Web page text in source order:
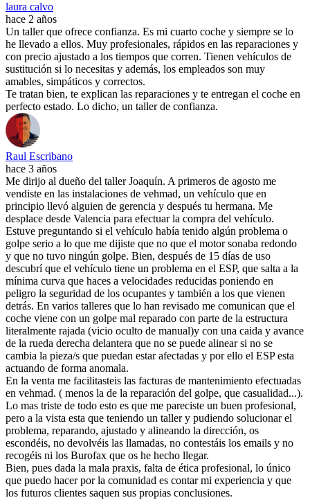
laura calvo
hace 2 años
Un taller que ofrece confianza. Es mi cuarto coche y siempre se lo
he llevado a ellos. Muy profesionales, rápidos en las reparaciones y
con precio ajustado a los tiempos que corren. Tienen vehículos de
sustitución si lo necesitas y además, los empleados son muy
amables, simpáticos y correctos.
Te tratan bien, te explican las reparaciones y te entregan el coche en
perfecto estado. Lo dicho, un taller de confianza.
Raul Escribano
hace 3 años
Me dirijo al dueño del taller Joaquín. A primeros de agosto me
vendiste en las instalaciones de vehmad, un vehículo que en
principio llevó alguien de gerencia y después tu hermana. Me
desplace desde Valencia para efectuar la compra del vehículo.
Estuve preguntando si el vehículo había tenido algún problema o
golpe serio a lo que me dijiste que no que el motor sonaba redondo
y que no tuvo ningún golpe. Bien, después de 15 días de uso
descubrí que el vehículo tiene un problema en el ESP, que salta a la
mínima curva que haces a velocidades reducidas poniendo en
peligro la seguridad de los ocupantes y también a los que vienen
detrás. En varios talleres que lo han revisado me comunican que el
coche viene con un golpe mal reparado con parte de la estructura
literalmente rajada (vicio oculto de manual)y con una caida y avance
de la rueda derecha delantera que no se puede alinear si no se
cambia la pieza/s que puedan estar afectadas y por ello el ESP esta
actuando de forma anomala.
En la venta me facilitasteis las facturas de mantenimiento efectuadas
en vehmad. ( menos la de la reparación del golpe, que casualidad...).
Lo mas triste de todo esto es que me pareciste un buen profesional,
pero a la vista esta que teniendo un taller y pudiendo solucionar el
problema, reparando, ajustado y alineando la dirección, os
escondéis, no devolvéis las llamadas, no contestáis los emails y no
recogéis ni los Burofax que os he hecho llegar.
Bien, pues dada la mala praxis, falta de ética profesional, lo único
que puedo hacer por la comunidad es contar mi experiencia y que
los futuros clientes saquen sus propias conclusiones.